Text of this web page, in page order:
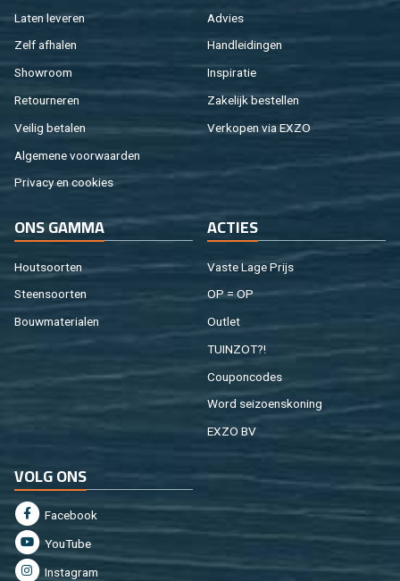
Laten le­ve­ren
Zelf af­ha­len
Show­room
Re­tour­ne­ren
Vei­lig be­ta­len
Al­ge­me­ne voor­waar­den
Pri­va­cy en coo­kies
Ad­vies
Hand­lei­din­gen
In­spi­ra­tie
Za­ke­lijk be­stel­len
Ver­ko­pen via EXZO
ONS GAMMA
Hout­soor­ten
Steen­soor­ten
Bouw­ma­te­ri­a­len
AC­TIES
Vaste Lage Prijs
OP = OP
Out­let
TUIN­ZOT?!
Cou­pon­co­des
Word sei­zoens­ko­ning
EXZO BV
VOLG ONS
Fa­cebook
You­Tu­be
In­st­agram